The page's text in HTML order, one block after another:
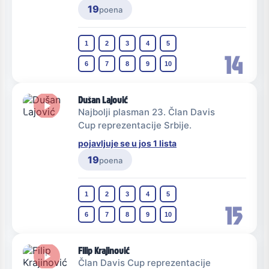
14
19poena
1 2 3 4 5
6 7 8 9 10
15
Dušan Lajović
Najbolji plasman 23. Član Davis
Cup reprezentacije Srbije.
pojavljuje se u jos 1 lista
19poena
1 2 3 4 5
6 7 8 9 10
Filip Krajinović
Član Davis Cup reprezentacije